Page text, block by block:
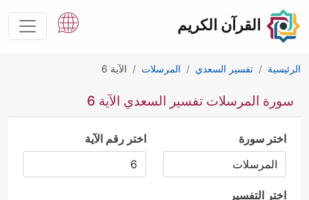
القرآن الكريم
الرئيسية تفسير السعدي المرسلات الآية 6
سورة المرسلات تفسير السعدي الآية 6
اختر سورة اختر رقم الآية
اختر التفسير